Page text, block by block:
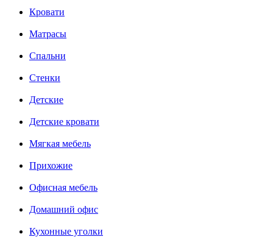
Кровати
Матрасы
Cпальни
Стенки
Детские
Детские кровати
Мягкая мебель
Прихожие
Офисная мебель
Домашний офис
Кухонные уголки